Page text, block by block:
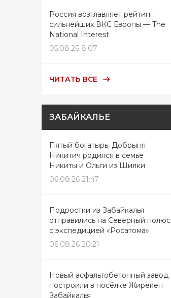
Россия возглавляет рейтинг
сильнейших ВКС Европы — The
National Interest
05.08.26 8:07
ЧИТАТЬ ВСЕ
ЗАБАЙКАЛЬЕ
Пятый богатырь: Добрыня
Никитич родился в семье
Никиты и Ольги из Шилки
06.08.26 21:47
Подростки из Забайкалья
отправились на Северный полюс
с экспедицией «Росатома»
06.08.26 20:21
Новый асфальтобетонный завод
построили в посёлке Жирекен
Забайкалья